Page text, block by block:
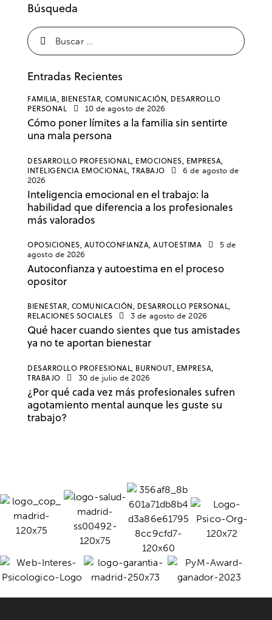
Búsqueda
Entradas Recientes
FAMILIA, BIENESTAR, COMUNICACIÓN, DESARROLLO
PERSONAL
10 de agosto de 2026
Cómo poner límites a la familia sin sentirte
una mala persona
DESARROLLO PROFESIONAL, EMOCIONES, EMPRESA,
INTELIGENCIA EMOCIONAL, TRABAJO
6 de agosto de
2026
Inteligencia emocional en el trabajo: la
habilidad que diferencia a los profesionales
más valorados
OPOSICIONES, AUTOCONFIANZA, AUTOESTIMA
5 de
agosto de 2026
Autoconfianza y autoestima en el proceso
opositor
BIENESTAR, COMUNICACIÓN, DESARROLLO PERSONAL,
RELACIONES SOCIALES
3 de agosto de 2026
Qué hacer cuando sientes que tus amistades
ya no te aportan bienestar
DESARROLLO PROFESIONAL, BURNOUT, EMPRESA,
TRABAJO
30 de julio de 2026
¿Por qué cada vez más profesionales sufren
agotamiento mental aunque les guste su
trabajo?